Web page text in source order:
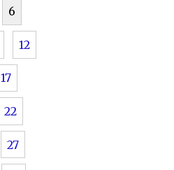
6
12
17
22
27